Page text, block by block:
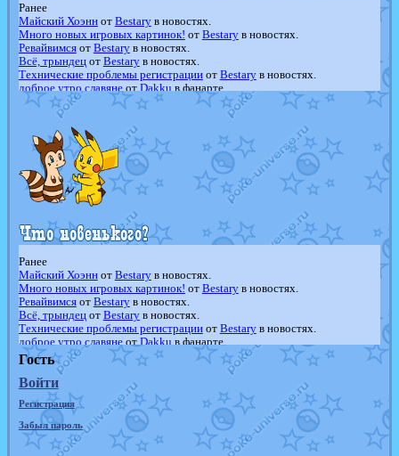
Ранее
Майский Хоэннот Bestaryв новостях.
Много новых игровых картинок! от Bestaryв новостях.
Ревайвимсяот Bestaryв новостях.
Всё, трындецот Bestaryв новостях.
Технические проблемы регистрацииот Bestaryв новостях.
доброе утро славянеот Dakku в фанарте.
Йолда и Мимикью отMavisNyanCatв фанарте.
Недовольный котомангуст
в фанарте.
The Dark Wishmaker
отRandomon
шадоу спиритомб
отilovearceus
в фанарте.
траббишотilovearceusв фанарте.
Raging BoltотGraceDaFox
в фанарте.
Shadow mismagiusотJOK_julia
в фанарте.
художникотvicavicaв фанарте.
Ранее
Майский Хоэннот Bestaryв новостях.
Много новых игровых картинок! от Bestaryв новостях.
Ревайвимсяот Bestaryв новостях.
Всё, трындецот Bestaryв новостях.
Технические проблемы регистрацииот Bestaryв новостях.
доброе утро славянеот Dakku в фанарте.
Йолда и МимикьюотMavisNyanCatв фанарте.
Недовольный котомангуст
в фанарте.
The Dark Wishmaker
отRandomon
шадоу спиритомб
отilovearceus
в фанарте.
траббишотilovearceusв фанарте.
Raging BoltотGraceDaFox
Shadow mismagiusотJOK_julia
в фанарте.
художникот vicavicaв фанарте.
Гость
Войти
Регистрация
Забыл пароль